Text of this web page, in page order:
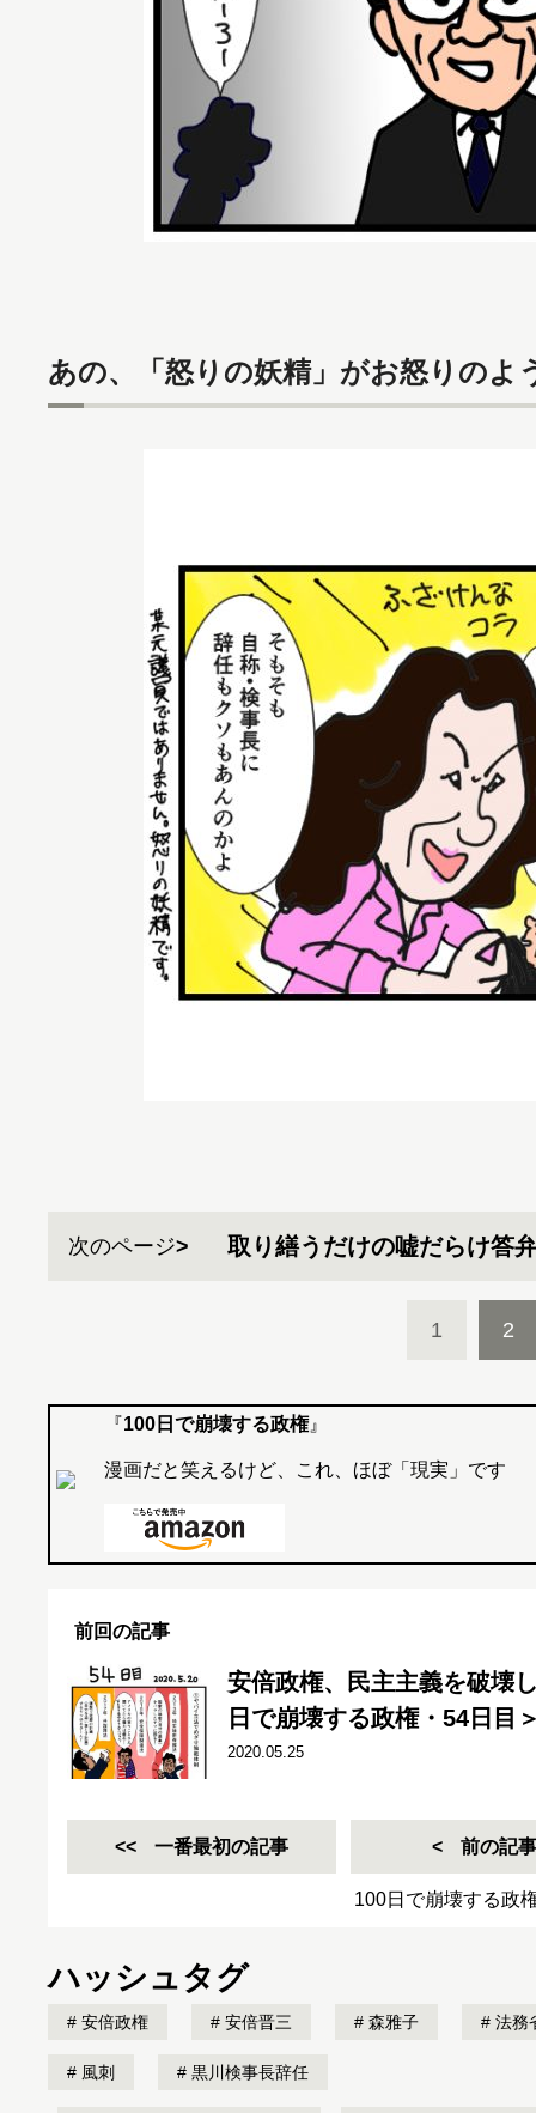
あの、「怒りの妖精」がお怒りのよ
次のページ 取り繕うだけの嘘だらけ答
1 2
『100日で崩壊する政権』
漫画だと笑えるけど、これ、ほぼ「現実」です
前回の記事
安倍政権、民主主義を破壊
日で崩壊する政権・54日目
2020.05.25
一番最初の記事 前の記事
100日で崩壊する政
ハッシュタグ
安倍政権 安倍晋三 森雅子 法務
風刺 黒川検事長辞任